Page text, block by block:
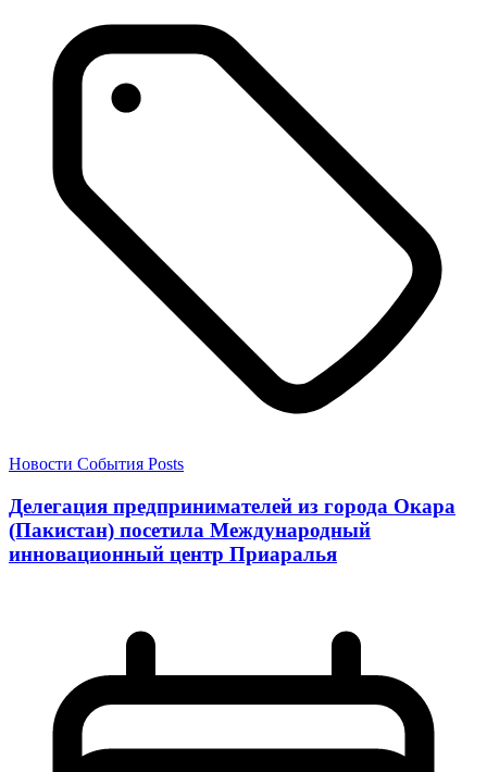
Новости События Posts
Делегация предпринимателей из города Окара
(Пакистан) посетила Международный
инновационный центр Приаралья